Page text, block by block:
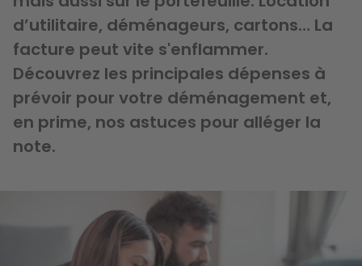
d’utilitaire, déménageurs, cartons… La
facture peut vite s'enflammer.
Découvrez les principales dépenses à
prévoir pour votre déménagement et,
en prime, nos astuces pour alléger la
note.